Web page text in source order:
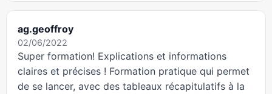
ag.geoffroy
02/06/2022
Super formation! Explications et informations
claires et précises ! Formation pratique qui permet
de se lancer, avec des tableaux récapitulatifs à la